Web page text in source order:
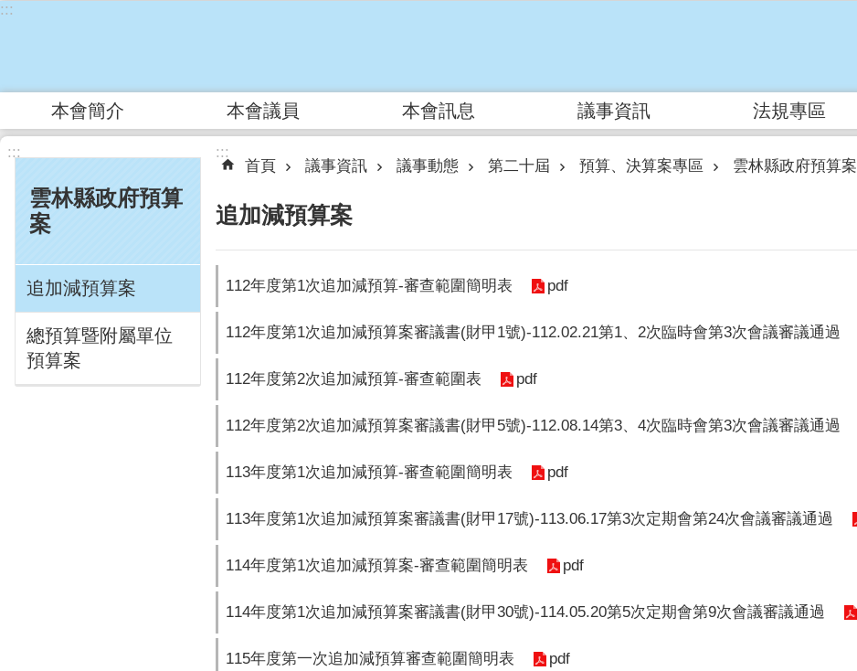
跳到主要內容區塊
:::
本會簡介 本會議員 本會訊息 議事資訊 法規專區
:::
雲林縣政府預算
案
追加減預算案
總預算暨附屬單位
預算案
:::
首頁 議事資訊 議事動態 第二十屆 預算、決算案專區 雲林縣政府預算案
追加減預算案
112年度第1次追加減預算-審查範圍簡明表 pdf
112年度第1次追加減預算案審議書(財甲1號)-112.02.21第1、2次臨時會第3次會議審議通過
112年度第2次追加減預算-審查範圍表 pdf
112年度第2次追加減預算案審議書(財甲5號)-112.08.14第3、4次臨時會第3次會議審議通過
113年度第1次追加減預算-審查範圍簡明表 pdf
113年度第1次追加減預算案審議書(財甲17號)-113.06.17第3次定期會第24次會議審議通過
114年度第1次追加減預算案-審查範圍簡明表 pdf
114年度第1次追加減預算案審議書(財甲30號)-114.05.20第5次定期會第9次會議審議通過
115年度第一次追加減預算審查範圍簡明表 pdf